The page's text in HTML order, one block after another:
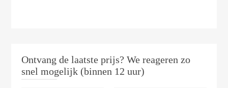
Ontvang de laatste prijs? We reageren zo
snel mogelijk (binnen 12 uur)